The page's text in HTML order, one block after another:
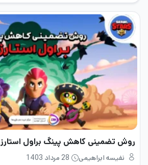
روش تضمینی کاهش پینگ براول استارز
نفیسه ابراهیمی
28 مرداد 1403